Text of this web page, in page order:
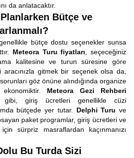
da anlatacaktır.
Bütçe ve
bütçe dostu seçenekler sunsa
Meteora Turu fiyatları , seçeceğiniz
kalitesine ve turun süresine göre
gitmek bir seçenek olsa da,
göz önüne alındığında organize
Meteora Gezi Rehberi
gibi, giriş ücretleri genellikle cüzi
bütçede yer tutar. Delphi Turu ve
paket programlar, giriş ücretleri ve
sürpriz masraflardan kaçınmanızı
Bu Turda Sizi